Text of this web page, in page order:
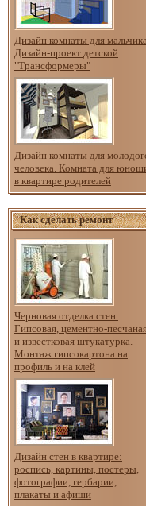
Дизайн комнаты для мальчика.
Дизайн-проект детской
"Трансформеры"
Дизайн комнаты для
человека. Комната для
в квартире родителей
Как сделать ремонт
Черновая отделка стен.
Гипсовая, цементно-
и известковая штукатурка.
Монтаж гипсокартона на
профиль и на клей
Дизайн стен в квартире:
роспись, картины, постеры,
фотографии, гербарии,
плакаты и афиши